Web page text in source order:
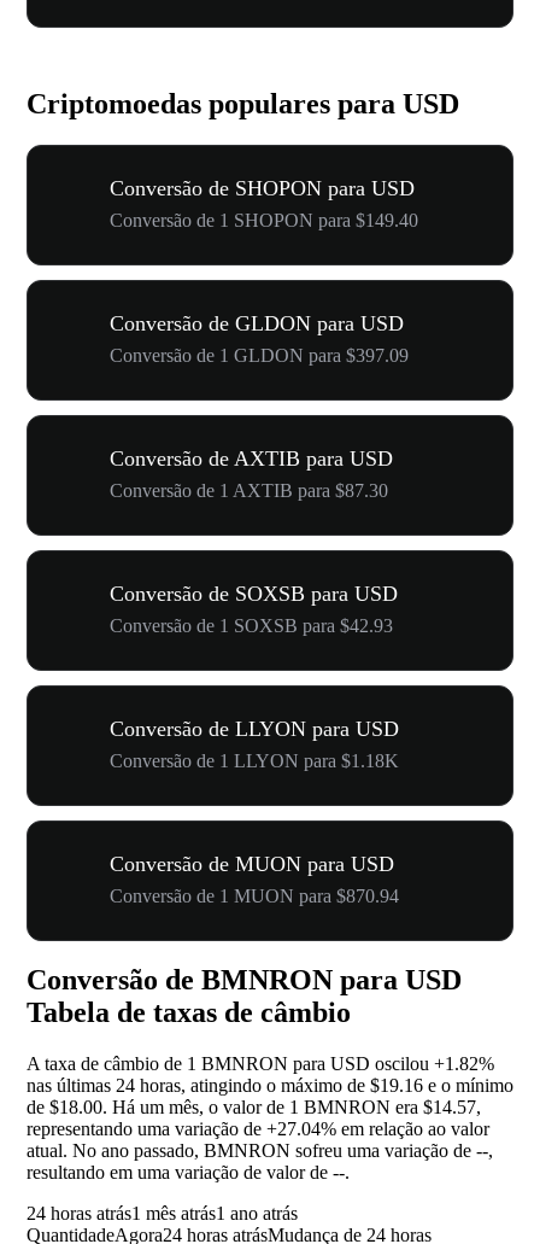
Criptomoedas populares para USD
Conversão de SHOPON para USD
Conversão de 1 SHOPON para $149.40
Conversão de GLDON para USD
Conversão de 1 GLDON para $397.09
Conversão de AXTIB para USD
Conversão de 1 AXTIB para $87.30
Conversão de SOXSB para USD
Conversão de 1 SOXSB para $42.93
Conversão de LLYON para USD
Conversão de 1 LLYON para $1.18K
Conversão de MUON para USD
Conversão de 1 MUON para $870.94
Conversão de BMNRON para USD
Tabela de taxas de câmbio
A taxa de câmbio de 1 BMNRON para USD oscilou +1.82%
nas últimas 24 horas, atingindo o máximo de $19.16 e o mínimo
de $18.00. Há um mês, o valor de 1 BMNRON era $14.57,
representando uma variação de +27.04% em relação ao valor
atual. No ano passado, BMNRON sofreu uma variação de --,
resultando em uma variação de valor de --.
24 horas atrás1 mês atrás1 ano atrás
QuantidadeAgora24 horas atrásMudança de 24 horas